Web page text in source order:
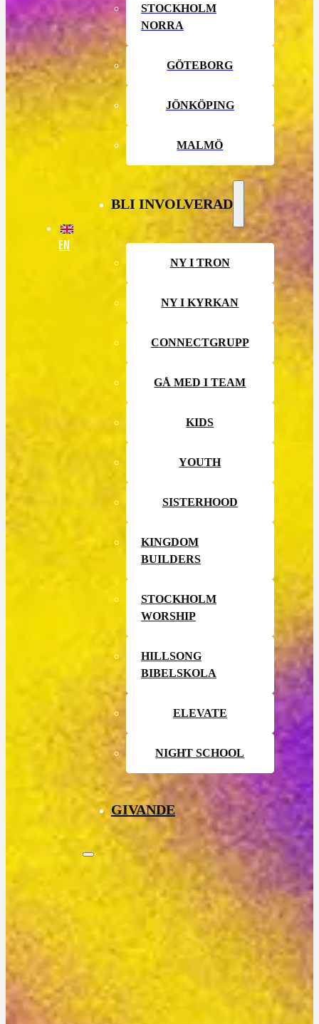
STOCKHOLM
NORRA
GÖTEBORG
JÖNKÖPING
MALMÖ
BLI INVOLVERAD
NY I TRON
NY I KYRKAN
CONNECTGRUPP
GÅ MED I TEAM
KIDS
YOUTH
SISTERHOOD
KINGDOM
BUILDERS
STOCKHOLM
WORSHIP
HILLSONG
BIBELSKOLA
ELEVATE
NIGHT SCHOOL
GIVANDE
EN